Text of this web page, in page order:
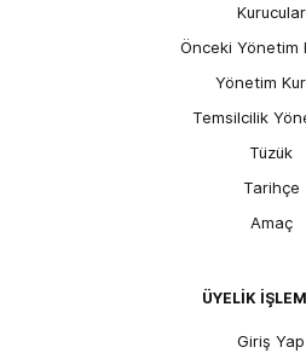
Kurucular
Önceki Yönetim
Yönetim
Temsilcilik
Tüzük
Tarihçe
Amaç
ÜYELİK
Giriş Yap